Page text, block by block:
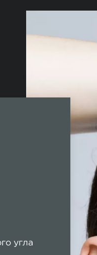
угла